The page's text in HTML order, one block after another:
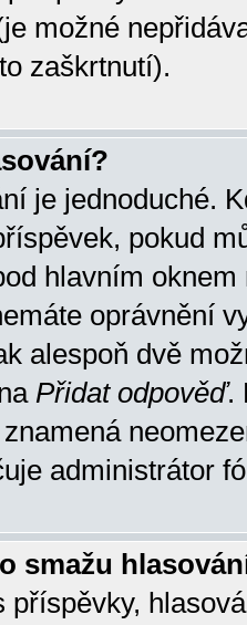
možné
zaškrtnutí).
je jednoduché.
pokud
hlavním oknem
oprávnění
alespoň dvě
Přidat odpověď.
administrátor
smažu
příspěvky,